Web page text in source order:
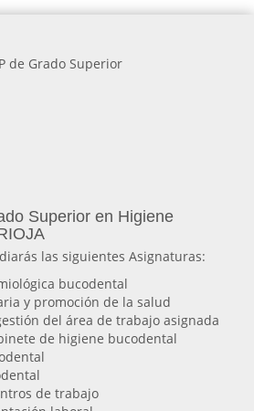
de Grado Superior
Superior en Higiene
las siguientes Asignaturas:
bucodental
y promoción de la salud
del área de trabajo asignada
de higiene bucodental
de trabajo